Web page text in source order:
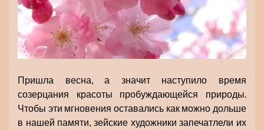
Пришла весна, а значит наступило время
созерцания красоты пробуждающейся природы.
Чтобы эти мгновения оставались как можно дольше
в нашей памяти, зейские художники запечатлели их